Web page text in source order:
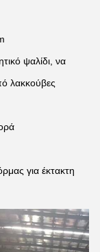
ψαλίδι, να
λακκούβες
για έκτακτη